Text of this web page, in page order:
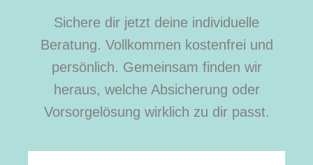
Sichere dir jetzt deine individuelle
Beratung. Vollkommen kostenfrei und
persönlich. Gemeinsam finden wir
heraus, welche Absicherung oder
Vorsorgelösung wirklich zu dir passt.